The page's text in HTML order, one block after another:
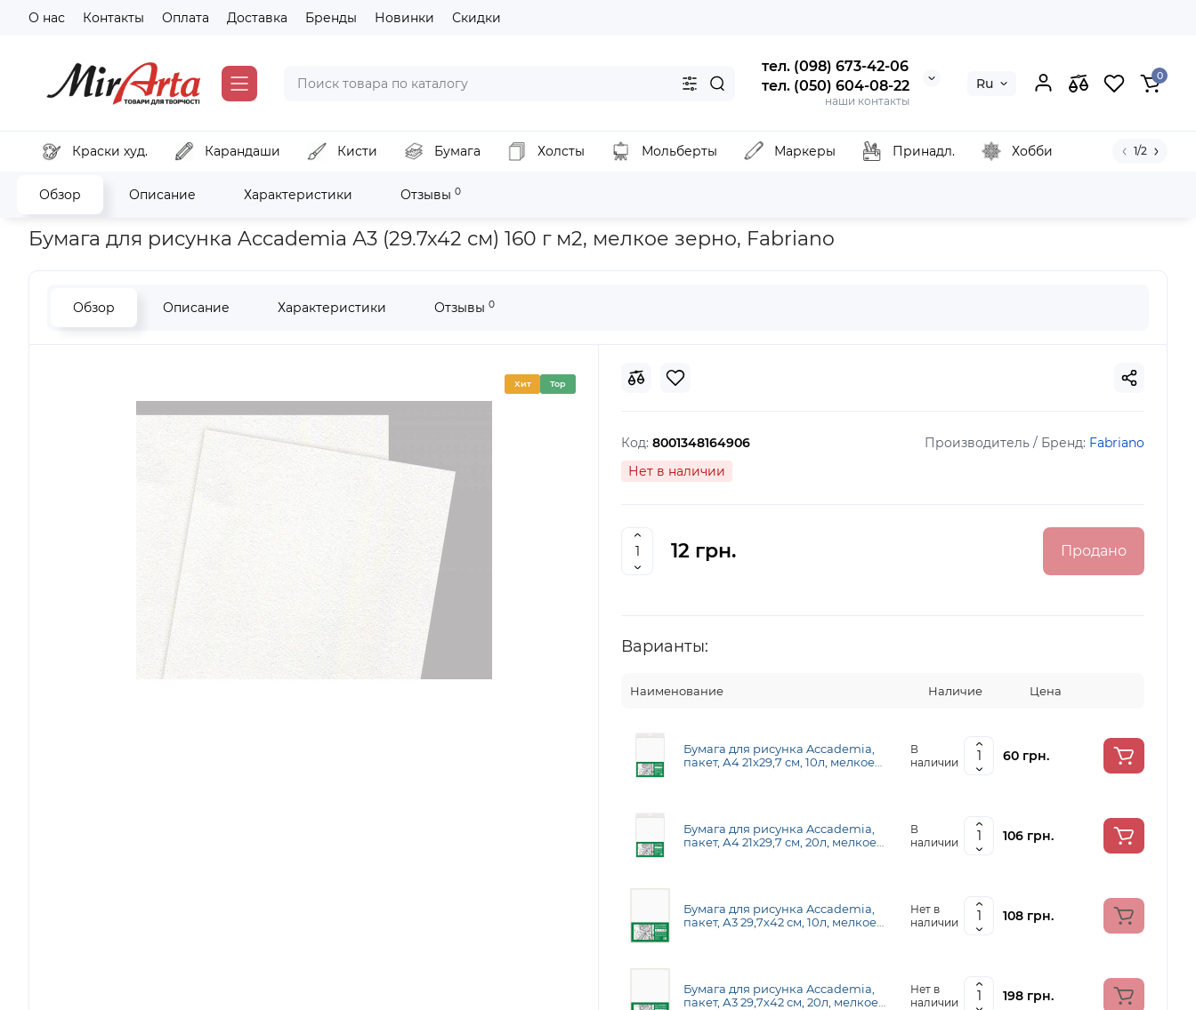
О нас Контакты Оплата Доставка Бренды Новинки Скидки
тел. (098) 673-42-06
тел. (050) 604-08-22
наши контакты
Ru 0
Краски худ. Карандаши Кисти Бумага Холсты Мольберты Маркеры Принадл. Хобби 1/2
Обзор Описание Характеристики Отзывы 0
Главная Бумага и картон Бумага для рисунка и черчения Бумага для рисунка Accademia А3 (29.7х42 см) 160 г м2, мелкое зерно, Fabriano
Бумага для рисунка Accademia А3 (29.7х42 см) 160 г м2, мелкое зерно, Fabriano
Обзор Описание Характеристики Отзывы 0
Хит Top
Код: 8001348164906 Производитель / Бренд: Fabriano
Нет в наличии
12 грн. Продано
Варианты:
Наименование Наличие Цена
Бумага для рисунка Accademia,
пакет, А4 21х29,7 см, 10л, мелкое
В
наличии
60 грн.
Бумага для рисунка Accademia,
пакет, А4 21х29,7 см, 20л, мелкое
В
наличии
106 грн.
Бумага для рисунка Accademia,
пакет, А3 29,7х42 см, 10л, мелкое
Нет в
наличии
108 грн.
Бумага для рисунка Accademia,
пакет, А3 29,7х42 см, 20л, мелкое
Нет в
наличии
198 грн.